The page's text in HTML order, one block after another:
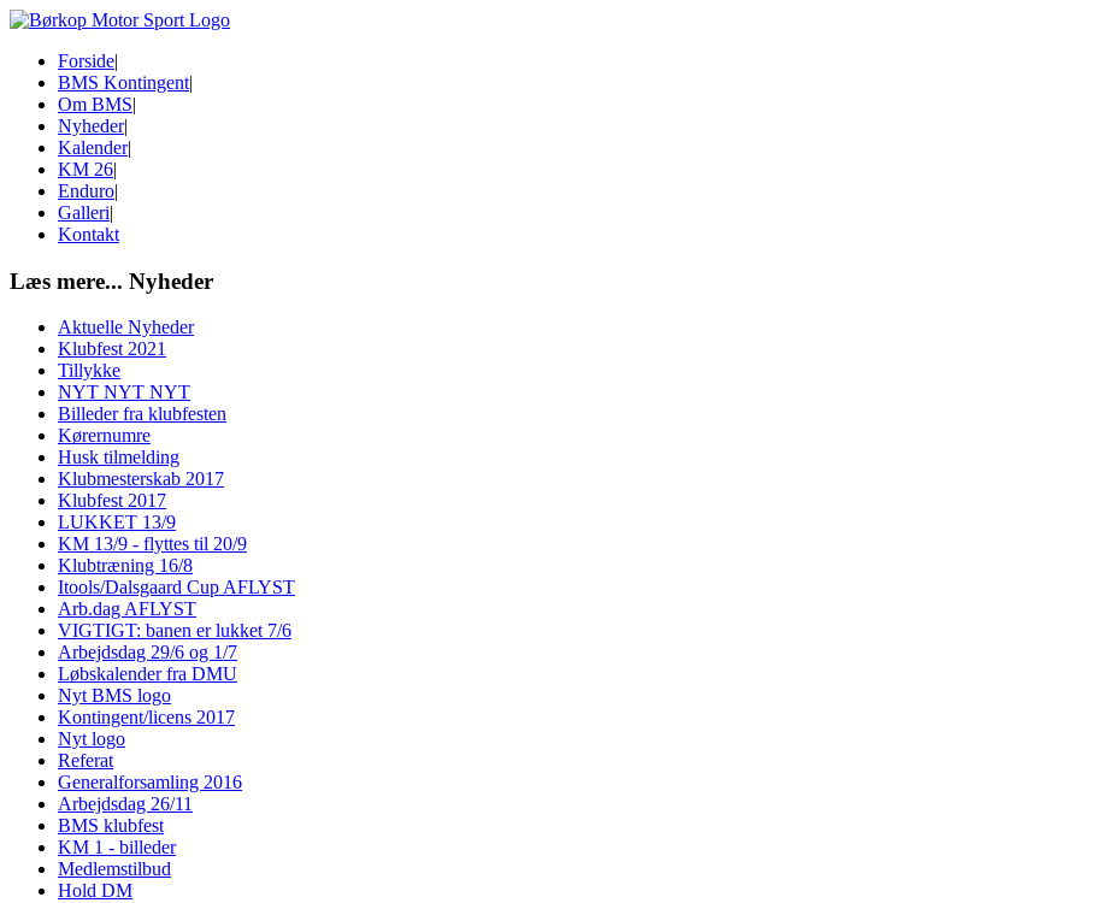
Forside|
BMS Kontingent|
Om BMS|
Nyheder|
Kalender|
KM 26|
Enduro|
Galleri|
Kontakt
Læs mere... Nyheder
Aktuelle Nyheder
Klubfest 2021
Tillykke
NYT NYT NYT
Billeder fra klubfesten
Kørernumre
Husk tilmelding
Klubmesterskab 2017
Klubfest 2017
LUKKET 13/9
KM 13/9 - flyttes til 20/9
Klubtræning 16/8
Itools/Dalsgaard Cup AFLYST
Arb.dag AFLYST
VIGTIGT: banen er lukket 7/6
Arbejdsdag 29/6 og 1/7
Løbskalender fra DMU
Nyt BMS logo
Kontingent/licens 2017
Nyt logo
Referat
Generalforsamling 2016
Arbejdsdag 26/11
BMS klubfest
KM 1 - billeder
Medlemstilbud
Hold DM